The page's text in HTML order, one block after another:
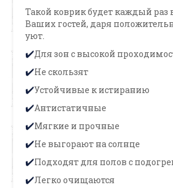
Такой коврик будет каждый раз
Ваших гостей, даря
уют.
✔️Для зон с высокой
✔️Не скользят
✔️Устойчивые к истиранию
✔️Антистатичные
✔️Мягкие и прочные
✔️Не выгорают на солнце
✔️Подходят для полов с
✔️Легко очищаются